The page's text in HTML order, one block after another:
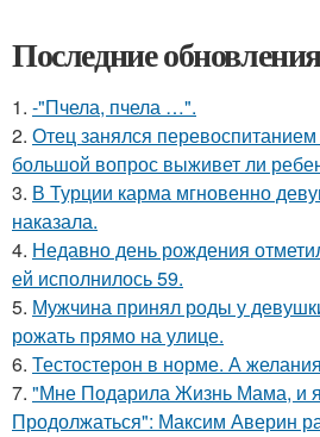
Последние
1. -"Пчела, пчела …".
2. Отец занялся
большой вопрос выживет ли
3. В Турции карма мгновенно
наказала.
4. Недавно день рождения
ей исполнилось 59.
5. Мужчина принял роды у
рожать прямо на улице.
6. Тестостерон в норме. А
7. "Мне Подарила Жизнь Мама, и
Продолжаться": Максим Аверин